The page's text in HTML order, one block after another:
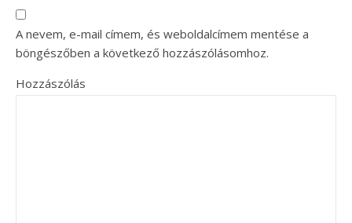
A nevem, e-mail címem, és weboldalcímem mentése a
böngészőben a következő hozzászólásomhoz.
Hozzászólás